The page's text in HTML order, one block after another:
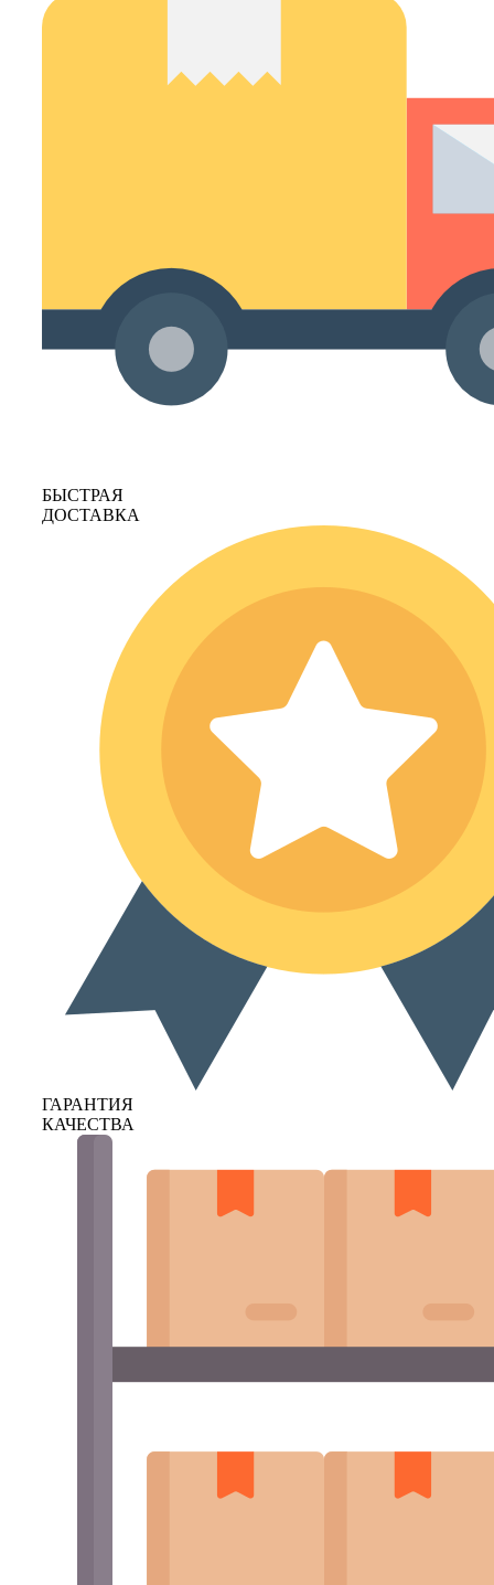
БЫСТРАЯ
ДОСТАВКА
ГАРАНТИЯ
КАЧЕСТВА